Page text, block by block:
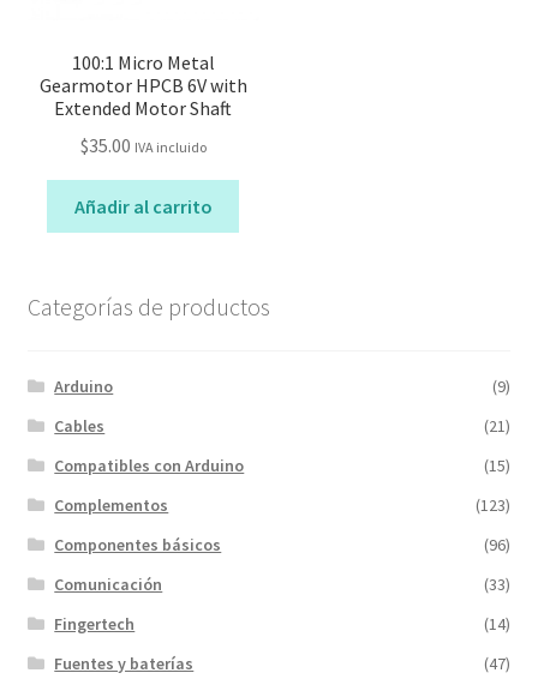
100:1 Micro Metal
Gearmotor HPCB 6V with
Extended Motor Shaft
$35.00 IVA incluido
Añadir al carrito
Categorías de productos
Arduino
(9)
Cables
(21)
Compatibles con Arduino
(15)
Complementos
(123)
Componentes básicos
(96)
Comunicación
(33)
Fingertech
(14)
Fuentes y baterías
(47)